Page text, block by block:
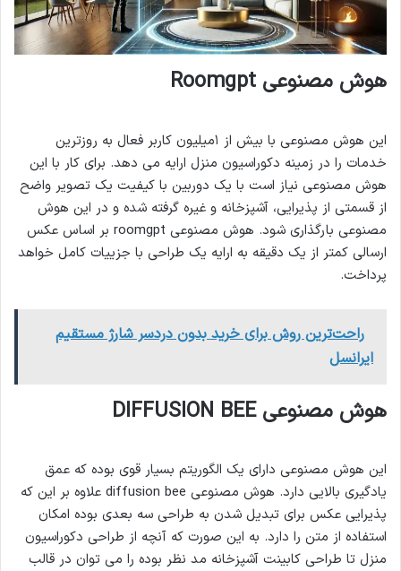
هوش مصنوعی Roomgpt
این هوش مصنوعی با بیش از ۱میلیون کاربر فعال به روزترین
خدمات را در زمینه دکوراسیون منزل ارایه می دهد. برای کار با این
هوش مصنوعی نیاز است با یک دوربین با کیفیت یک تصویر واضح
از قسمتی از پذیرایی، آشپزخانه و غیره گرفته شده و در این هوش
مصنوعی بارگذاری شود. هوش مصنوعی roomgpt بر اساس عکس
ارسالی کمتر از یک دقیقه به ارایه یک طراحی با جزییات کامل خواهد
پرداخت.
راحت‌ترین روش برای خرید بدون دردسر شارژ مستقیم
ایرانسل
هوش مصنوعی DIFFUSION BEE
این هوش مصنوعی دارای یک الگوریتم بسیار قوی بوده که عمق
یادگیری بالایی دارد. هوش مصنوعی diffusion bee علاوه بر این که
پذیرایی عکس برای تبدیل شدن به طراحی سه بعدی بوده امکان
استفاده از متن را دارد. به این صورت که آنچه از طراحی دکوراسیون
منزل تا طراحی کابینت آشپزخانه مد نظر بوده را می توان در قالب